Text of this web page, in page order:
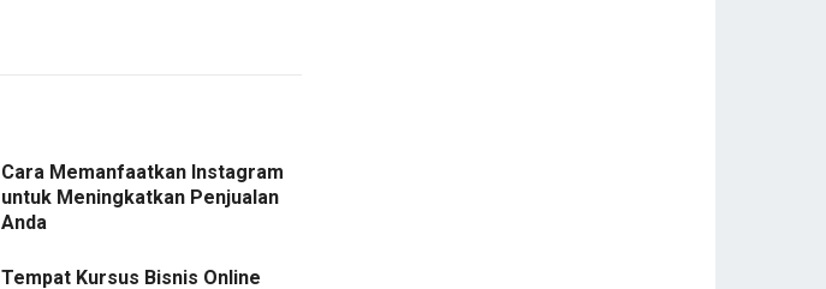
Cara Memanfaatkan Instagram
untuk Meningkatkan Penjualan
Anda
Tempat Kursus Bisnis Online